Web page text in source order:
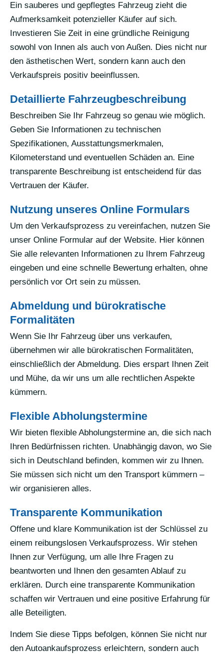
Ein sauberes und gepflegtes Fahrzeug zieht die
Aufmerksamkeit potenzieller Käufer auf sich.
Investieren Sie Zeit in eine gründliche Reinigung
sowohl von Innen als auch von Außen. Dies nicht nur
den ästhetischen Wert, sondern kann auch den
Verkaufspreis positiv beeinflussen.
Detaillierte Fahrzeugbeschreibung
Beschreiben Sie Ihr Fahrzeug so genau wie möglich.
Geben Sie Informationen zu technischen
Spezifikationen, Ausstattungsmerkmalen,
Kilometerstand und eventuellen Schäden an. Eine
transparente Beschreibung ist entscheidend für das
Vertrauen der Käufer.
Nutzung unseres Online Formulars
Um den Verkaufsprozess zu vereinfachen, nutzen Sie
unser Online Formular auf der Website. Hier können
Sie alle relevanten Informationen zu Ihrem Fahrzeug
eingeben und eine schnelle Bewertung erhalten, ohne
persönlich vor Ort sein zu müssen.
Abmeldung und bürokratische
Formalitäten
Wenn Sie Ihr Fahrzeug über uns verkaufen,
übernehmen wir alle bürokratischen Formalitäten,
einschließlich der Abmeldung. Dies erspart Ihnen Zeit
und Mühe, da wir uns um alle rechtlichen Aspekte
kümmern.
Flexible Abholungstermine
Wir bieten flexible Abholungstermine an, die sich nach
Ihren Bedürfnissen richten. Unabhängig davon, wo Sie
sich in Deutschland befinden, kommen wir zu Ihnen.
Sie müssen sich nicht um den Transport kümmern –
wir organisieren alles.
Transparente Kommunikation
Offene und klare Kommunikation ist der Schlüssel zu
einem reibungslosen Verkaufsprozess. Wir stehen
Ihnen zur Verfügung, um alle Ihre Fragen zu
beantworten und Ihnen den gesamten Ablauf zu
erklären. Durch eine transparente Kommunikation
schaffen wir Vertrauen und eine positive Erfahrung für
alle Beteiligten.
Indem Sie diese Tipps befolgen, können Sie nicht nur
den Autoankaufsprozess erleichtern, sondern auch